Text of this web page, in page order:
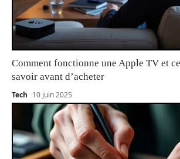
Comment fonctionne une Apple TV et
savoir avant d’acheter
Tech 10 juin 2025